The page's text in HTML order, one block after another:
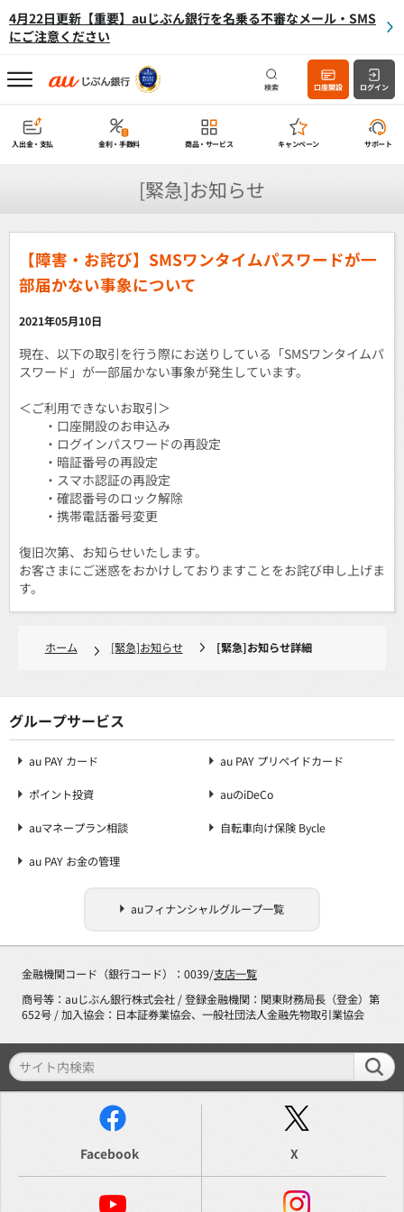
4月22日更新【重要】auじぶん銀行を名乗る不審なメール・SMS
にご注意ください
検索 口座開設 ログイン
入出金・支払 金利・手数料 商品・サービス キャンペーン サポート
[緊急]お知らせ
【障害・お詫び】SMSワンタイムパスワードが一
部届かない事象について
2021年05月10日
現在、以下の取引を行う際にお送りしている「SMSワンタイムパ
スワード」が一部届かない事象が発生しています。
＜ご利用できないお取引＞
・口座開設のお申込み
・ログインパスワードの再設定
・暗証番号の再設定
・スマホ認証の再設定
・確認番号のロック解除
・携帯電話番号変更
復旧次第、お知らせいたします。
お客さまにご迷惑をおかけしておりますことをお詫び申し上げま
す。
ホーム [緊急]お知らせ [緊急]お知らせ詳細
グループサービス
au PAY カード au PAY プリペイドカード
ポイント投資 auのiDeCo
auマネープラン相談 自転車向け保険 Bycle
au PAY お金の管理
auフィナンシャルグループ一覧
金融機関コード（銀行コード）：0039/支店一覧
商号等：auじぶん銀行株式会社 / 登録金融機関：関東財務局長（登金）第
652号 / 加入協会：日本証券業協会、一般社団法人金融先物取引業協会
Facebook X